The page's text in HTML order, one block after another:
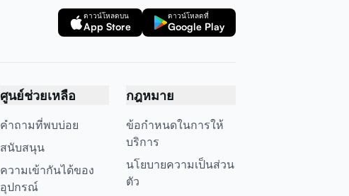
ดาวน์โหลดบน
App Store
ดาวน์โหลดที่
Google Play
ศูนย์ช่วยเหลือ
คำถามที่พบบ่อย
สนับสนุน
ความเข้ากันได้ของ
อุปกรณ์
กฎหมาย
ข้อกำหนดในการให้
บริการ
นโยบายความเป็นส่วน
ตัว